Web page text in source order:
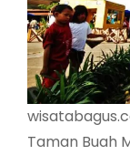
Taman Buah